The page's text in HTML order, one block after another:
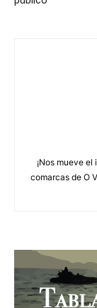
¡Nos mueve
comarcas de O